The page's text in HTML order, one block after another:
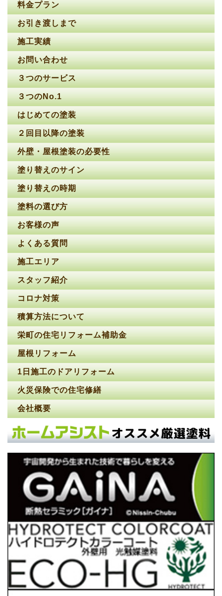
料金プラン
お引き渡しまで
施工実績
お問い合わせ
３つのサービス
３つのNo.1
はじめての塗装
２回目以降の塗装
外壁・屋根塗装の必要性
塗り替えのサイン
塗り替えの時期
塗料の選び方
お客様の声
よくある質問
施工エリア
スタッフ紹介
コロナ対策
積算方法について
栄町の住宅リフォーム補助金
屋根リフォーム
1日施工のドアリフォーム
火災保険での住宅修繕
会社概要